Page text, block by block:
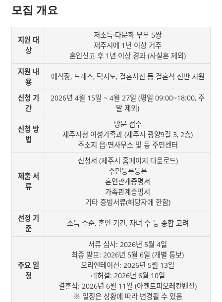
모집 개요
지원 대
상
저소득·다문화 부부 5쌍
제주시에 1년 이상 거주
혼인신고 후 1년 이상 경과 (사실혼 제외)
지원 내
용
예식장, 드레스, 턱시도, 결혼사진 등 결혼식 전반 지원
신청 기
간
2026년 4월 15일 ~ 4월 27일 (평일 09:00~18:00, 주
말 제외)
신청 방
법
방문 접수
제주시청 여성가족과 (제주시 광양9길 3, 2층)
주소지 읍·면사무소 및 동 주민센터
제출 서
류
신청서 (제주시 홈페이지 다운로드)
주민등록등본
혼인관계증명서
가족관계증명서
기타 증빙서류(해당자에 한함)
선정 기
준
소득 수준, 혼인 기간, 자녀 수 등 종합 고려
주요 일
정
서류 심사: 2026년 5월 4일
최종 발표: 2026년 5월 6일 (개별 통보)
오리엔테이션: 2026년 5월 13일
리허설: 2026년 6월 10일
결혼식: 2026년 6월 11일 (아젠토피오레컨벤션)
※ 일정은 상황에 따라 변경될 수 있음